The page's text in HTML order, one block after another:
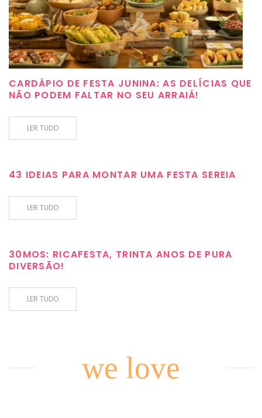
CARDÁPIO DE FESTA JUNINA: AS DELÍCIAS QUE
NÃO PODEM FALTAR NO SEU ARRAIÁ!
LER TUDO
43 IDEIAS PARA MONTAR UMA FESTA SEREIA
LER TUDO
30MOS: RICAFESTA, TRINTA ANOS DE PURA
DIVERSÃO!
LER TUDO
we love